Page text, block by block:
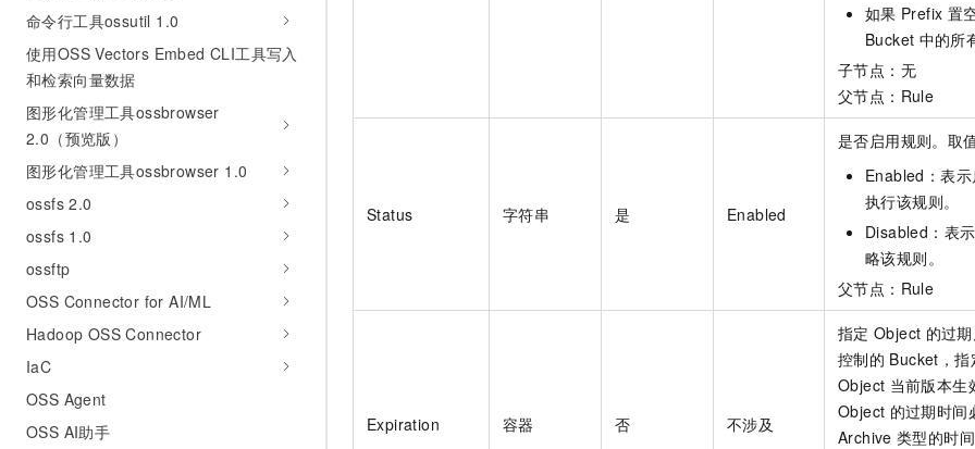
命令行工具ossutil 1.0
使用OSS Vectors Embed CLI工具写入
和检索向量数据
图形化管理工具ossbrowser
2.0（预览版）
图形化管理工具ossbrowser 1.0
ossfs 2.0
ossfs 1.0
ossftp
OSS Connector for AI/ML
Hadoop OSS Connector
IaC
OSS Agent
OSS AI助手
如果 Prefix 置
Bucket 中的所
子节点：无
父节点：Rule
Status 字符串 是 Enabled
是否启用规则。取
Enabled：表
执行该规则。
Disabled：表
略该规则。
父节点：Rule
Expiration 容器 否 不涉及
指定 Object 的过
控制的 Bucket，指
Object 当前版本生
Object 的过期时间
Archive 类型的时间